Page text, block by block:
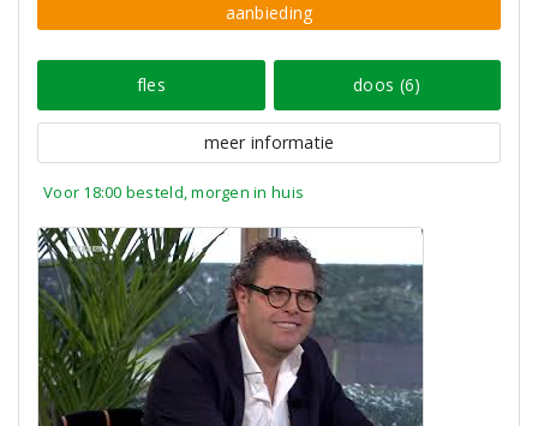
aanbieding
fles doos (6)
meer informatie
Voor 18:00 besteld, morgen in huis